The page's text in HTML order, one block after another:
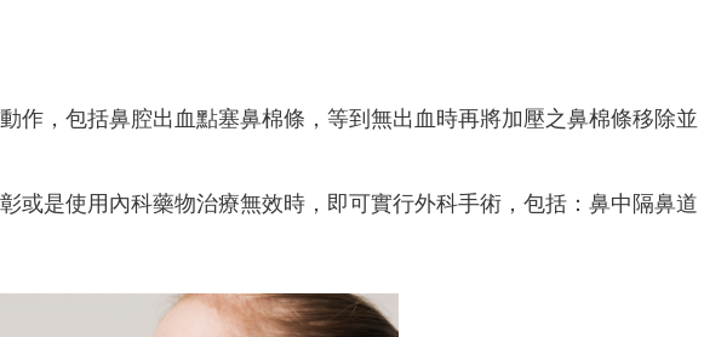
作，包括鼻腔出血點塞鼻棉條，等到無出血時再將加壓之鼻棉條移除並
或是使用內科藥物治療無效時，即可實行外科手術，包括：鼻中隔鼻道